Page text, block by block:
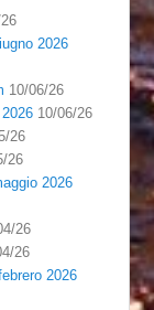
2026
10/06/26
10/06/26
26
26
2026
26
26
2026